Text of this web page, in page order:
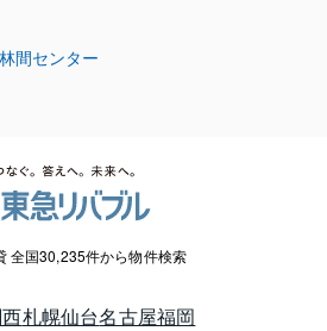
間センター
全国30,235件から物件検索
札幌仙台名古屋福岡